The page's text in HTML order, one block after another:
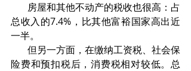
房屋和其他不动产的税收也很高：占
总收入的7.4%，比其他富裕国家高出近
一半。
但另一方面，在缴纳工资税、社会保
险费和预扣税后，消费税相对较低。总